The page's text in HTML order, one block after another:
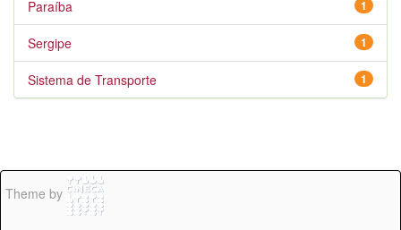
1
Paraíba
1
Sergipe
1
Sistema de Transporte
Theme by